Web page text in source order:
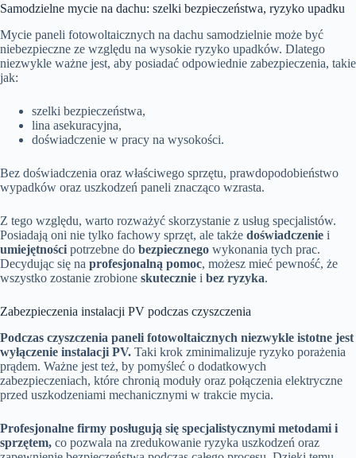
Samodzielne mycie na dachu: szelki bezpieczeństwa, ryzyko upadku
Mycie paneli fotowoltaicznych na dachu samodzielnie może być
niebezpieczne ze względu na wysokie ryzyko upadków. Dlatego
niezwykle ważne jest, aby posiadać odpowiednie zabezpieczenia, takie
jak:
szelki bezpieczeństwa,
lina asekuracyjna,
doświadczenie w pracy na wysokości.
Bez doświadczenia oraz właściwego sprzętu, prawdopodobieństwo
wypadków oraz uszkodzeń paneli znacząco wzrasta.
Z tego względu, warto rozważyć skorzystanie z usług specjalistów.
Posiadają oni nie tylko fachowy sprzęt, ale także doświadczenie i
umiejętności potrzebne do bezpiecznego wykonania tych prac.
Decydując się na profesjonalną pomoc, możesz mieć pewność, że
wszystko zostanie zrobione skutecznie i bez ryzyka.
Zabezpieczenia instalacji PV podczas czyszczenia
Podczas czyszczenia paneli fotowoltaicznych niezwykle istotne jest
wyłączenie instalacji PV. Taki krok zminimalizuje ryzyko porażenia
prądem. Ważne jest też, by pomyśleć o dodatkowych
zabezpieczeniach, które chronią moduły oraz połączenia elektryczne
przed uszkodzeniami mechanicznymi w trakcie mycia.
Profesjonalne firmy posługują się specjalistycznymi metodami i
sprzętem, co pozwala na zredukowanie ryzyka uszkodzeń oraz